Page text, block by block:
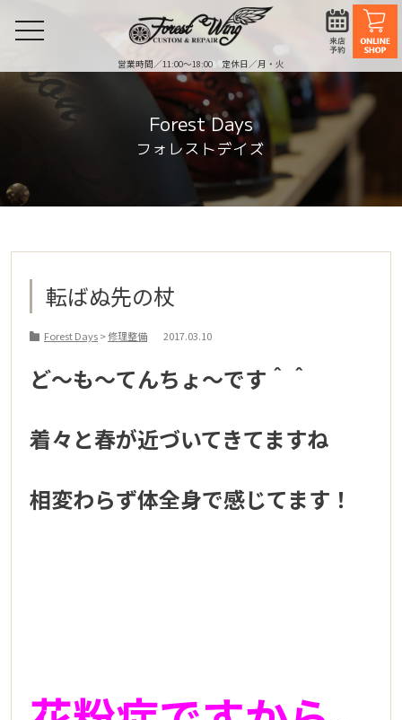
営業時間／11:00〜18:00 定休日／月・火
toggle
Forest Days
フォレストデイズ
転ばぬ先の杖
Forest Days>修理整備 2017.03.10
ど～も～てんちょ～です＾＾
着々と春が近づいてきてますね
相変わらず体全身で感じてます！